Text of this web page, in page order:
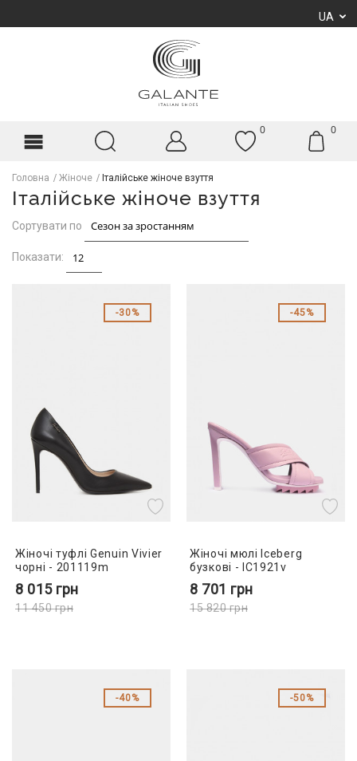
UA
0 0
Головна Жіноче Італійське жіноче взуття
Італійське жіноче взуття
Сортувати по
Показати:
30%
Жіночі туфлі Genuin Vivier
чорні - 201119m
8 015 грн
11 450грн
45%
Жіночі мюлі Iceberg
бузкові - IC1921v
8 701 грн
15 820грн
40% 50%